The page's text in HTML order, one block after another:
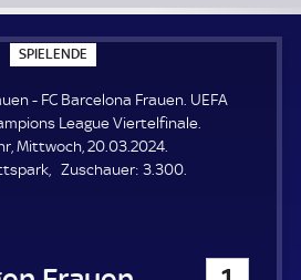
SPIELENDE
P
E
E
N
E
- FC Barcelona Frauen. UEFA
League Viertelfinale.
Mittwoch, 20.03.2024.
Zuschauer: Z
3.300.